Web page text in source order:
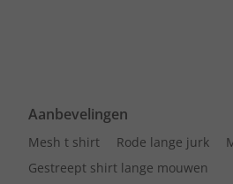
Aanbevelingen
Mesh t shirt Rode lange jurk
Gestreept shirt lange mouwen